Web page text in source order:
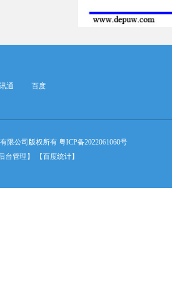
通 百度
限公司版权所有 粤ICP备2022061060号
台管理】 【百度统计】